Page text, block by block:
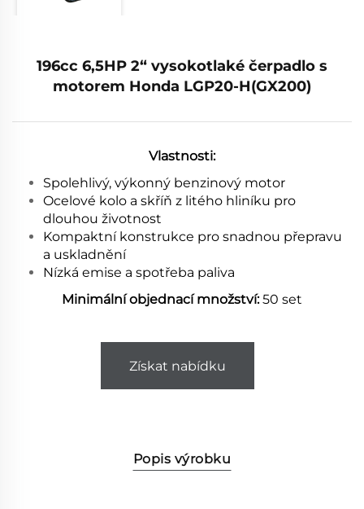
196cc 6,5HP 2“ vysokotlaké čerpadlo s
motorem Honda LGP20-H(GX200)
Vlastnosti:
Spolehlivý, výkonný benzinový motor
Ocelové kolo a skříň z litého hliníku pro
dlouhou životnost
Kompaktní konstrukce pro snadnou přepravu
a uskladnění
Nízká emise a spotřeba paliva
Minimální objednací množství:50 set
Získat nabídku
Popis výrobku